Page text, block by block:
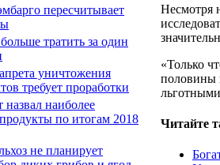
пересчитывает
тратить за один
уничтожения
требует проработки
назвал наиболее
по итогам 2018
не планирует
Несмотря
«Только
половины
Читайте